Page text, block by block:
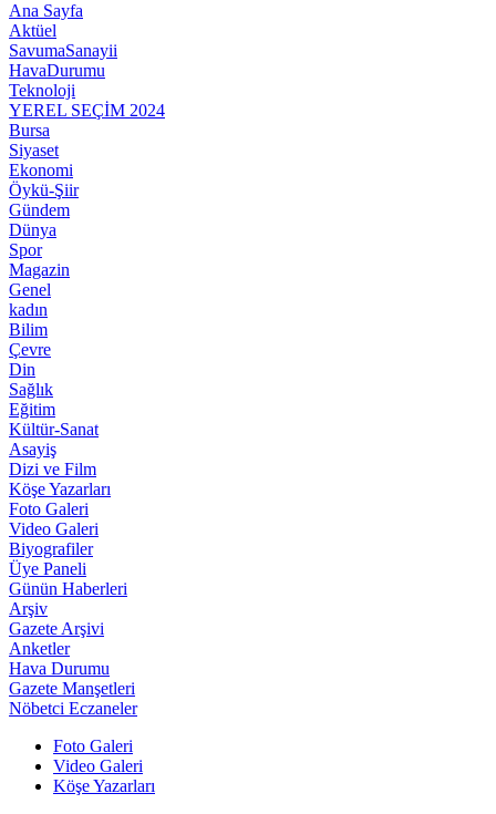
Ana Sayfa
Aktüel
SavumaSanayii
HavaDurumu
Teknoloji
YEREL SEÇİM 2024
Bursa
Siyaset
Ekonomi
Öykü-Şiir
Gündem
Dünya
Spor
Magazin
Genel
kadın
Bilim
Çevre
Din
Sağlık
Eğitim
Kültür-Sanat
Asayiş
Dizi ve Film
Köşe Yazarları
Foto Galeri
Video Galeri
Biyografiler
Üye Paneli
Günün Haberleri
Arşiv
Gazete Arşivi
Anketler
Hava Durumu
Gazete Manşetleri
Nöbetci Eczaneler
Foto Galeri
Video Galeri
Köşe Yazarları